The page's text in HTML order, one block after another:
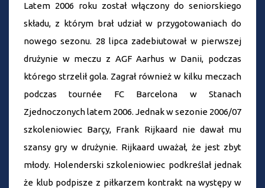
Latem 2006 roku został włączony do seniorskiego
składu, z którym brał udział w przygotowaniach do
nowego sezonu. 28 lipca zadebiutował w pierwszej
drużynie w meczu z AGF Aarhus w Danii, podczas
którego strzelił gola. Zagrał również w kilku meczach
podczas tournée FC Barcelona w Stanach
Zjednoczonych latem 2006. Jednak w sezonie 2006/07
szkoleniowiec Barçy, Frank Rijkaard nie dawał mu
szansy gry w drużynie. Rijkaard uważał, że jest zbyt
młody. Holenderski szkoleniowiec podkreślał jednak
że klub podpisze z piłkarzem kontrakt na występy w